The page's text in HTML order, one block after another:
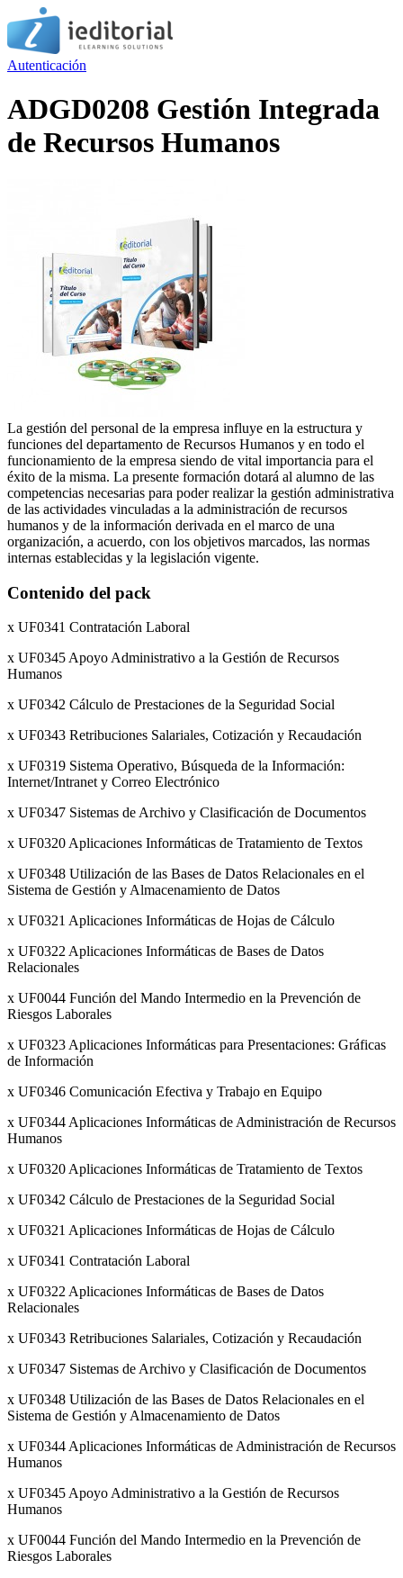
Autenticación
ADGD0208 Gestión Integrada
de Recursos Humanos
La gestión del personal de la empresa influye en la estructura y
funciones del departamento de Recursos Humanos y en todo el
funcionamiento de la empresa siendo de vital importancia para el
éxito de la misma. La presente formación dotará al alumno de las
competencias necesarias para poder realizar la gestión administrativa
de las actividades vinculadas a la administración de recursos
humanos y de la información derivada en el marco de una
organización, a acuerdo, con los objetivos marcados, las normas
internas establecidas y la legislación vigente.
Contenido del pack
x UF0341 Contratación Laboral
x UF0345 Apoyo Administrativo a la Gestión de Recursos
Humanos
x UF0342 Cálculo de Prestaciones de la Seguridad Social
x UF0343 Retribuciones Salariales, Cotización y Recaudación
x UF0319 Sistema Operativo, Búsqueda de la Información:
Internet/Intranet y Correo Electrónico
x UF0347 Sistemas de Archivo y Clasificación de Documentos
x UF0320 Aplicaciones Informáticas de Tratamiento de Textos
x UF0348 Utilización de las Bases de Datos Relacionales en el
Sistema de Gestión y Almacenamiento de Datos
x UF0321 Aplicaciones Informáticas de Hojas de Cálculo
x UF0322 Aplicaciones Informáticas de Bases de Datos
Relacionales
x UF0044 Función del Mando Intermedio en la Prevención de
Riesgos Laborales
x UF0323 Aplicaciones Informáticas para Presentaciones: Gráficas
de Información
x UF0346 Comunicación Efectiva y Trabajo en Equipo
x UF0344 Aplicaciones Informáticas de Administración de Recursos
Humanos
x UF0320 Aplicaciones Informáticas de Tratamiento de Textos
x UF0342 Cálculo de Prestaciones de la Seguridad Social
x UF0321 Aplicaciones Informáticas de Hojas de Cálculo
x UF0341 Contratación Laboral
x UF0322 Aplicaciones Informáticas de Bases de Datos
Relacionales
x UF0343 Retribuciones Salariales, Cotización y Recaudación
x UF0347 Sistemas de Archivo y Clasificación de Documentos
x UF0348 Utilización de las Bases de Datos Relacionales en el
Sistema de Gestión y Almacenamiento de Datos
x UF0344 Aplicaciones Informáticas de Administración de Recursos
Humanos
x UF0345 Apoyo Administrativo a la Gestión de Recursos
Humanos
x UF0044 Función del Mando Intermedio en la Prevención de
Riesgos Laborales